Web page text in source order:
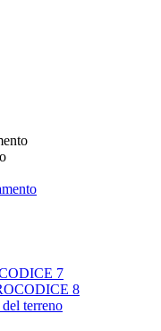
7
8
terreno